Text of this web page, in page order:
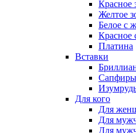
Красное
Желтое
Белое с
Красное
Платина
Вставки
Сапфиры
Для кого
Для
Для
Для